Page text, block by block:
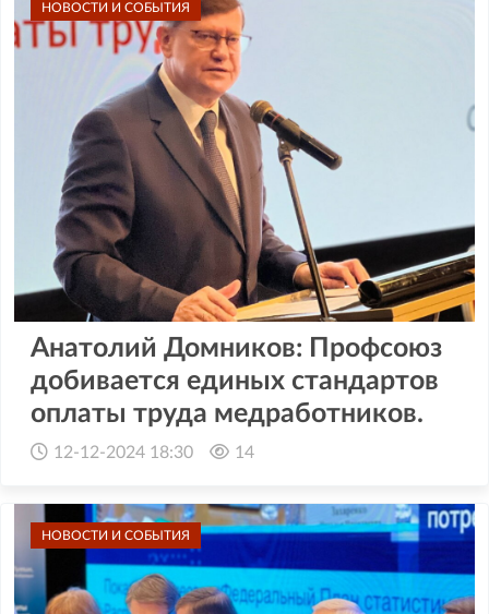
НОВОСТИ И СОБЫТИЯ
Анатолий Домников: Профсоюз
добивается единых стандартов
оплаты труда медработников.
12-12-2024 18:30 14
НОВОСТИ И СОБЫТИЯ